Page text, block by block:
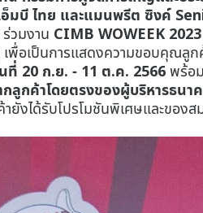
มบี ไทย และแมนพรีต ซิงค์
ร่วมงาน CIMB WOWEEK 2023
พื่อเป็นการแสดงความขอบคุณลูก
นที่ 20 ก.ย. - 11 ต.ค. 2566 พร้อม
ลูกค้าโดยตรงของผู้บริหารธนา
ยังได้รับโปรโมชันพิเศษและของ